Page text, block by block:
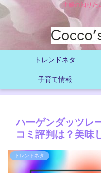
主婦の知りた
トレンドネタ
子育て情報
ハーゲンダッツレ
コミ評判は？美味
トレンドネタ